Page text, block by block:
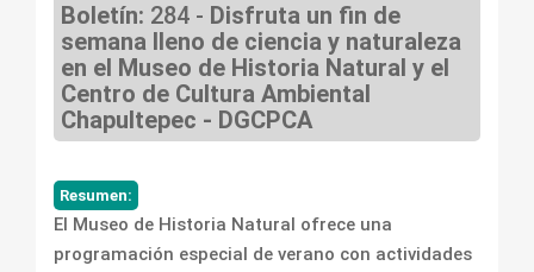
Boletín: 284 - Disfruta un fin de
semana lleno de ciencia y naturaleza
en el Museo de Historia Natural y el
Centro de Cultura Ambiental
Chapultepec - DGCPCA
Resumen:
El Museo de Historia Natural ofrece una
programación especial de verano con actividades